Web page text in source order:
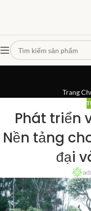
Trang
Phát triển
Nền tảng
đại